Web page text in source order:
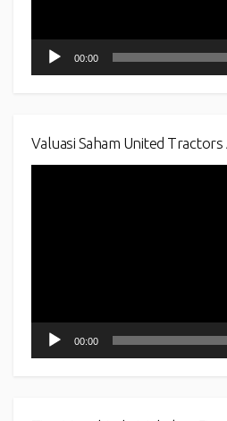
00:00
Valuasi Saham United
00:00